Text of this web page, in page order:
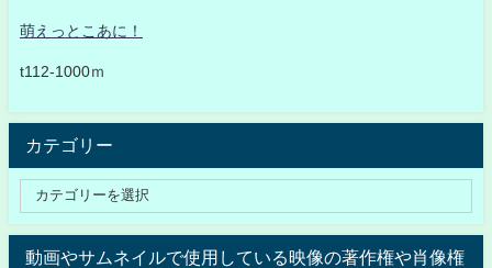
萌えっとこあに！
t112-1000ｍ
カテゴリー
動画やサムネイルで使用している映像の著作権や肖像権